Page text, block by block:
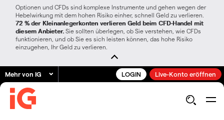
Optionen und CFDs sind komplexe Instrumente und gehen wegen der
Hebelwirkung mit dem hohen Risiko einher, schnell Geld zu verlieren.
72 % der Kleinanlegerkonten verlieren Geld beim CFD-Handel mit
diesem Anbieter. Sie sollten überlegen, ob Sie verstehen, wie CFDs
funktionieren, und ob Sie es sich leisten können, das hohe Risiko
einzugehen, Ihr Geld zu verlieren.
Mehr von IG LOGIN Live-Konto eröffnen